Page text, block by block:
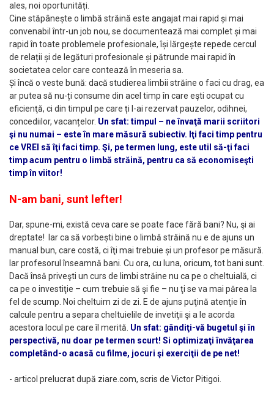
ales, noi oportunități.
Cine stăpânește o limbă străină este angajat mai rapid și mai
convenabil într-un job nou, se documentează mai complet și mai
rapid în toate problemele profesionale, își lărgește repede cercul
de relații și de legături profesionale și pătrunde mai rapid în
societatea celor care contează în meseria sa.
Și încă o veste bună: dacă studierea limbii străine o faci cu drag, ea
ar putea să nu-ți consume din acel timp în care eşti ocupat cu
eficienţă, ci din timpul pe care ți l-ai rezervat pauzelor, odihnei,
concediilor, vacanțelor. Un sfat: timpul – ne învaţă marii scriitori
şi nu numai – este în mare măsură subiectiv. Iţi faci timp pentru
ce VREI să îţi faci timp. Şi, pe termen lung, este util să-ţi faci
timp acum pentru o limbă străină, pentru ca să economiseşti
timp în viitor!
N-am bani, sunt lefter!
Dar, spune-mi, există ceva care se poate face fără bani? Nu, şi ai
dreptate! Iar ca să vorbești bine o limbă străină nu e de ajuns un
manual bun, care costă, ci îţi mai trebuie și un profesor pe măsură.
Iar profesorul înseamnă bani. Cu ora, cu luna, oricum, tot bani sunt.
Dacă însă priveşti un curs de limbi străine nu ca pe o cheltuială, ci
ca pe o investiţie – cum trebuie să şi fie – nu ţi se va mai părea la
fel de scump. Noi cheltuim zi de zi. E de ajuns puţină atenţie în
calcule pentru a separa cheltuielile de invetiţii şi a le acorda
acestora locul pe care îl merită. Un sfat: gândiţi-vă bugetul şi în
perspectivă, nu doar pe termen scurt! Si optimizaţi învăţarea
completând-o acasă cu filme, jocuri şi exerciţii de pe net!
- articol prelucrat după ziare.com, scris de Victor Pitigoi.